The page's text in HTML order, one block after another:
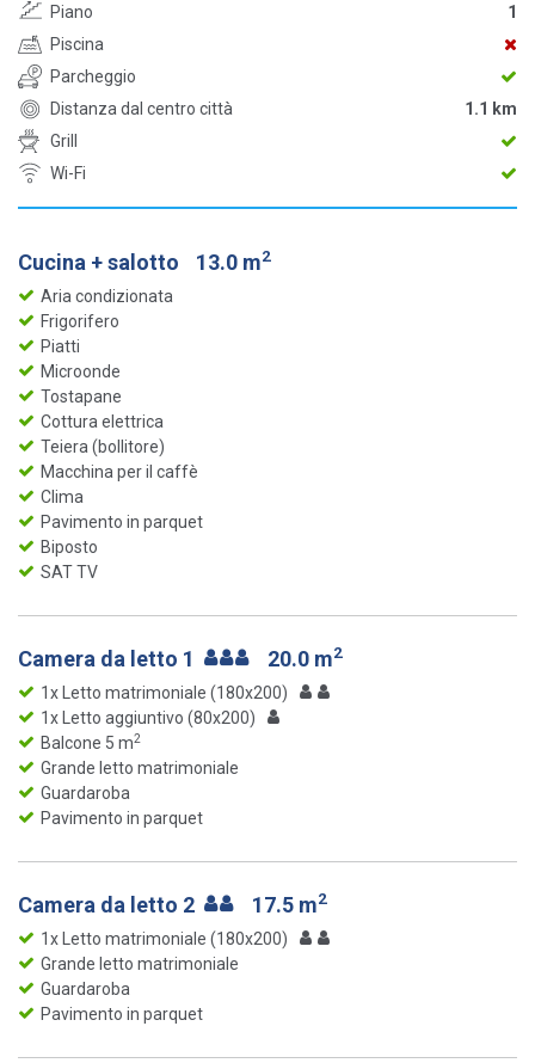
Piano
1
Piscina
Parcheggio
Distanza dal centro città
1.1 km
Grill
Wi-Fi
Cucina + salotto 13.0 m2
Aria condizionata
Frigorifero
Piatti
Microonde
Tostapane
Cottura elettrica
Teiera (bollitore)
Macchina per il caffè
Clima
Pavimento in parquet
Biposto
SAT TV
Camera da letto 1 20.0 m2
1x Letto matrimoniale (180x200)
1x Letto aggiuntivo (80x200)
Balcone 5 m2
Grande letto matrimoniale
Guardaroba
Pavimento in parquet
Camera da letto 2 17.5 m2
1x Letto matrimoniale (180x200)
Grande letto matrimoniale
Guardaroba
Pavimento in parquet